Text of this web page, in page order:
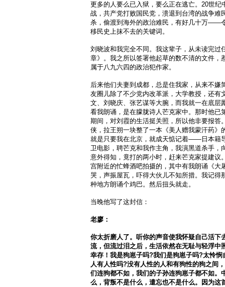
更多的人要么已入狱，要么正在逃亡。20世纪
战，共产党打败国民党，溃退到台湾的战争难
杀，偷渡到海外的政治难民，有好几十万——令
移民史上抹不去的关键词。
刘晓波和我完全不同。我这辈子，从未读完过
章》。我之所以签署他起草的数不清的文件，
属于八九六四的政治犯作家。
后来他们夫妻到成都，总是住我家，从来不嫌
友圈儿除了不少党内改革派，大学教授，还有
文、刘晓庆、张艺谋等大腕，而我就一在底层
看我朗诵，是在朦胧诗人芒克家中。那时他已
期间，对刘霞的生活挺关照，所以他非要报答
侠，拉王朔一块整了一本《美人赠我蒙汗药》
就是只要我在北京，就成天惦记着——日本籍
卫电影，聘芒克和我作主角，我演黑道杀手
意外得知，竟打的两小时，赶来芒克家提建议
宫附近的忙蜂酒吧拍摄的，其中有我朗诵《大
哭，声振屋瓦，吓得大伙儿不知所措。我记得
种地方朗诵个鸡巴。然后扭头就走。
当晚他写了这封信：
老廖：
你太折磨人了。听你的声音使我怀疑自己活下
流，但流过泪之后，生活依然在无耻与轻浮中
幸存 ！ 我是狗崽子吗?我们是狗崽子吗?太怜悯
人有人性吗?没有人性的人和有狗性的狗之间
们连狗都不如，我们的子孙连狗崽子都不如。
么，背叛不是什么，遣忘也不是什么。因为这